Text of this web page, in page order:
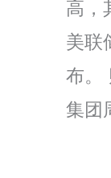
高，
美联
布。
集团